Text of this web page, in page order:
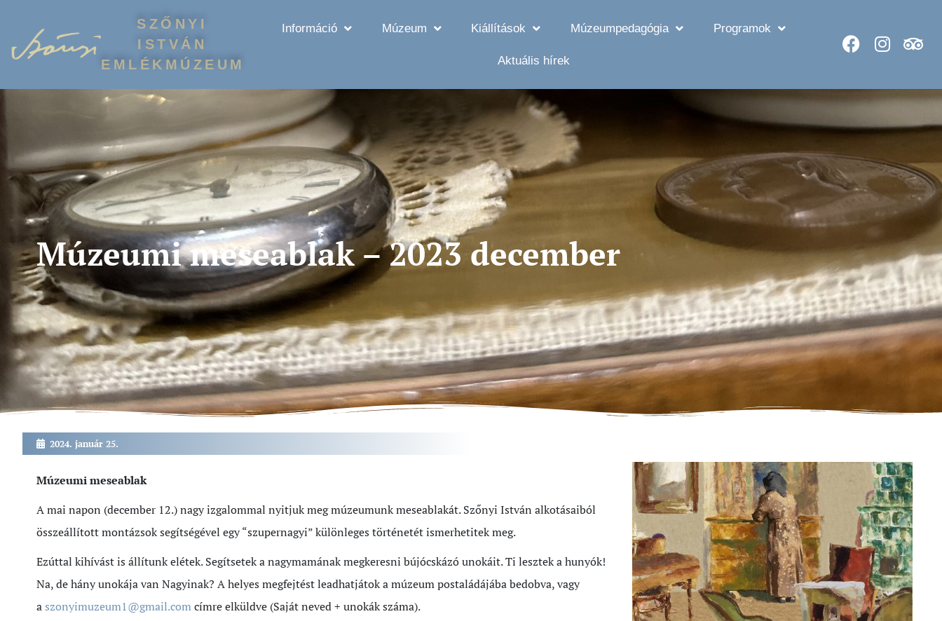
SZŐNYI
ISTVÁN
EMLÉKMÚZEUM
Információ Múzeum Kiállítások Múzeumpedagógia Programok
Aktuális hírek
Múzeumi meseablak – 2023 december
2024. január 25.
Múzeumi meseablak
A mai napon (december 12.) nagy izgalommal nyitjuk meg múzeumunk meseablakát. Szőnyi István alkotásaiból
összeállított montázsok segítségével egy “szupernagyi” különleges történetét ismerhetitek meg.
Ezúttal kihívást is állítunk elétek. Segítsetek a nagymamának megkeresni bújócskázó unokáit. Ti lesztek a hunyók!
Na, de hány unokája van Nagyinak? A helyes megfejtést leadhatjátok a múzeum postaládájába bedobva, vagy
a szonyimuzeum1@gmail.comcímre elküldve (Saját neved + unokák száma).